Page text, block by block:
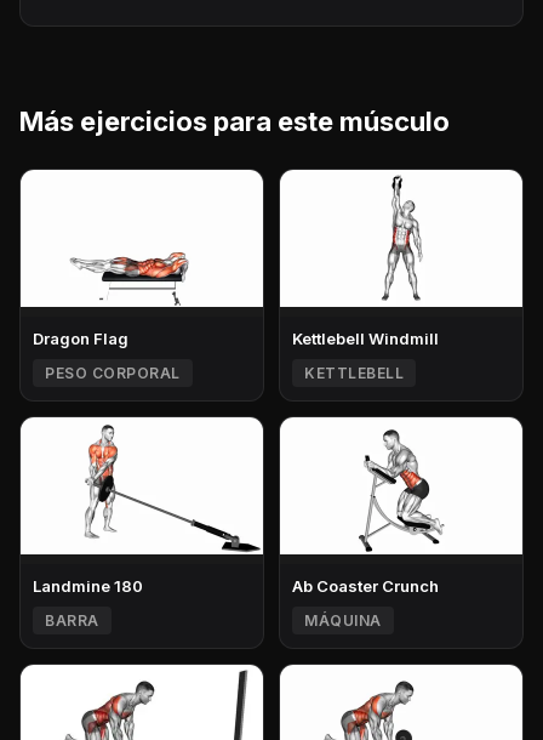
Más ejercicios para este músculo
Dragon Flag
PESO CORPORAL
Kettlebell Windmill
KETTLEBELL
Landmine 180
BARRA
Ab Coaster Crunch
MÁQUINA